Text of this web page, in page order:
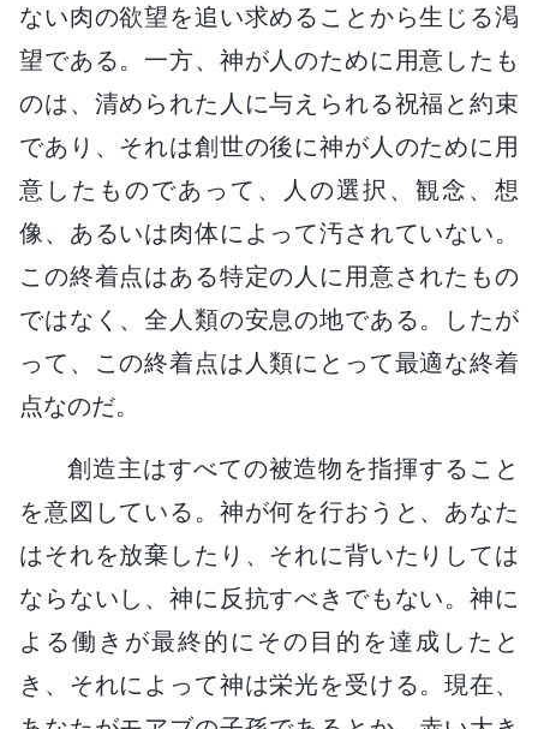
ない肉の欲望を追い求めることから生じる渇
望である。一方、神が人のために用意したも
のは、清められた人に与えられる祝福と約束
であり、それは創世の後に神が人のために用
意したものであって、人の選択、観念、想
像、あるいは肉体によって汚されていない。
この終着点はある特定の人に用意されたもの
ではなく、全人類の安息の地である。したが
って、この終着点は人類にとって最適な終着
点なのだ。
創造主はすべての被造物を指揮すること
を意図している。神が何を行おうと、あなた
はそれを放棄したり、それに背いたりしては
ならないし、神に反抗すべきでもない。神に
よる働きが最終的にその目的を達成したと
き、それによって神は栄光を受ける。現在、